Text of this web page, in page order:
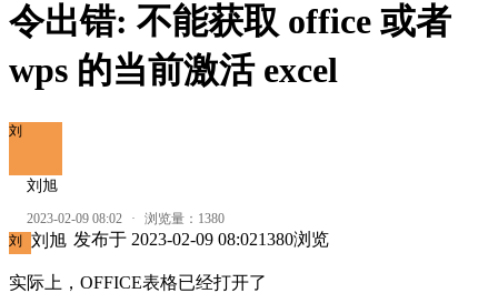
令出错: 不能获取 office 或者
wps 的当前激活 excel
刘
刘旭
2023-02-09 08:02 · 浏览量： 1380
刘
刘旭 发布于 2023-02-09 08:021380浏览
实际上，OFFICE表格已经打开了